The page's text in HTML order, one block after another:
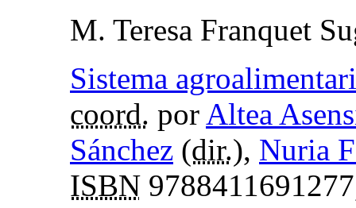
M. Teresa Franquet
Sistema
coord. por Altea
Sánchez (dir.), Nuria
ISBN